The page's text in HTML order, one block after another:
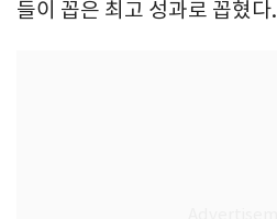
들이 꼽은 최고 성과로 꼽혔다.